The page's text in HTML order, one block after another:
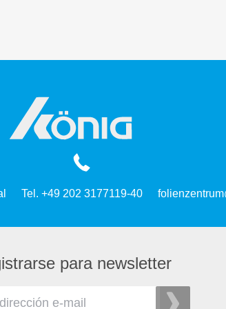
Tel. +49 202 3177119-40
para newsletter